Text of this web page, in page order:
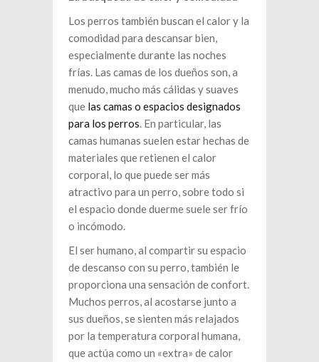
Los perros también buscan el calor y la
comodidad para descansar bien,
especialmente durante las noches
frías. Las camas de los dueños son, a
menudo, mucho más cálidas y suaves
que las camas o espacios designados
para los perros . En particular, las
camas humanas suelen estar hechas de
materiales que retienen el calor
corporal, lo que puede ser más
atractivo para un perro, sobre todo si
el espacio donde duerme suele ser frío
o incómodo.
El ser humano, al compartir su espacio
de descanso con su perro, también le
proporciona una sensación de confort.
Muchos perros, al acostarse junto a
sus dueños, se sienten más relajados
por la temperatura corporal humana,
que actúa como un «extra» de calor